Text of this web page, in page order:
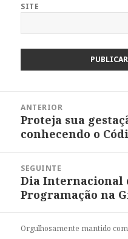
SITE
ANTERIOR
Post
anterior:
Proteja sua
conhecendo o
SEGUINTE
Próximo
post:
Dia Internacional
Programação na
Orgulhosamente mantido